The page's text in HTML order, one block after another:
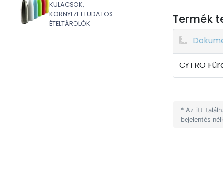
KULACSOK,
KÖRNYEZETTUDATOS
ÉTELTÁROLÓK
Termék
CYTRO
* Az itt
bejelentés